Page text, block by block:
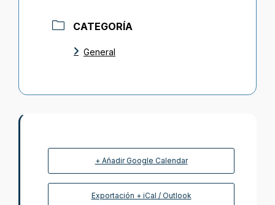
CATEGORÍA
General
+ Añadir Google Calendar
Exportación + iCal / Outlook